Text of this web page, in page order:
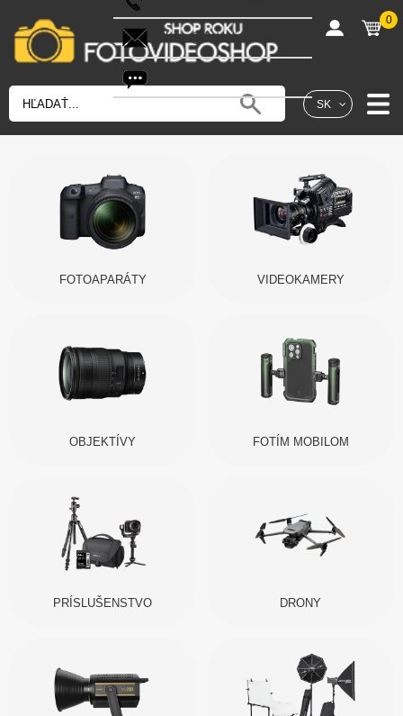
SK
shop@fotovideoshop.sk
0
FOTOAPARÁTY VIDEOKAMERY
OBJEKTÍVY FOTÍM MOBILOM
PRÍSLUŠENSTVO DRONY